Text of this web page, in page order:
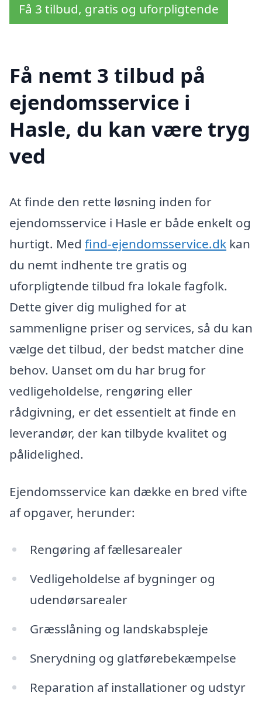
Få 3 tilbud, gratis og uforpligtende
Få nemt 3 tilbud på
ejendomsservice i
Hasle, du kan være tryg
ved
At finde den rette løsning inden for
ejendomsservice i Hasle er både enkelt og
hurtigt. Med find-ejendomsservice.dk kan
du nemt indhente tre gratis og
uforpligtende tilbud fra lokale fagfolk.
Dette giver dig mulighed for at
sammenligne priser og services, så du kan
vælge det tilbud, der bedst matcher dine
behov. Uanset om du har brug for
vedligeholdelse, rengøring eller
rådgivning, er det essentielt at finde en
leverandør, der kan tilbyde kvalitet og
pålidelighed.
Ejendomsservice kan dække en bred vifte
af opgaver, herunder:
Rengøring af fællesarealer
Vedligeholdelse af bygninger og
udendørsarealer
Græsslåning og landskabspleje
Snerydning og glatførebekæmpelse
Reparation af installationer og udstyr